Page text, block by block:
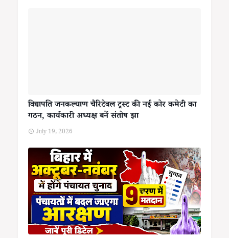
विद्यापति जनकल्याण चैरिटेबल ट्रस्ट की नई कोर कमेटी का
गठन, कार्यकारी अध्यक्ष बनें संतोष झा
July 19, 2026